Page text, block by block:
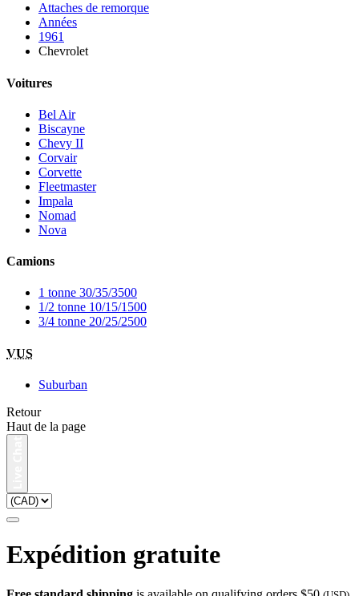
Attaches de remorque
Années
1961
Chevrolet
Voitures
Bel Air
Biscayne
Chevy II
Corvair
Corvette
Fleetmaster
Impala
Nomad
Nova
Camions
1 tonne 30/35/3500
1/2 tonne 10/15/1500
3/4 tonne 20/25/2500
VUS
Suburban
Retour
Haut de la page
Expédition gratuite